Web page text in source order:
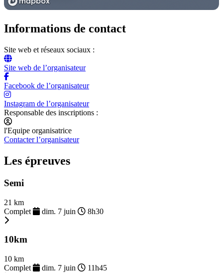
Informations de contact
Site web et réseaux sociaux :
Site web de l’organisateur
Facebook de l’organisateur
Instagram de l’organisateur
Responsable des inscriptions :
l'Equipe organisatrice
Contacter l’organisateur
Les épreuves
Semi
21 km
Complet
dim. 7 juin 8h30
10km
10 km
Complet
dim. 7 juin 11h45